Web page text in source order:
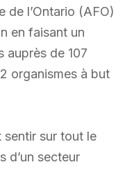
de l’Ontario (AFO)
en faisant un
auprès de 107
organismes à but
sentir sur tout le
d’un secteur